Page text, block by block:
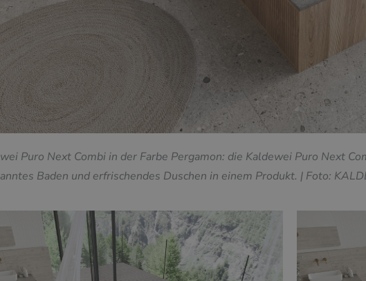
Puro Next Combi in der Farbe Pergamon: die Kaldewei Puro Next
Baden und erfrischendes Duschen in einem Produkt. | Foto: